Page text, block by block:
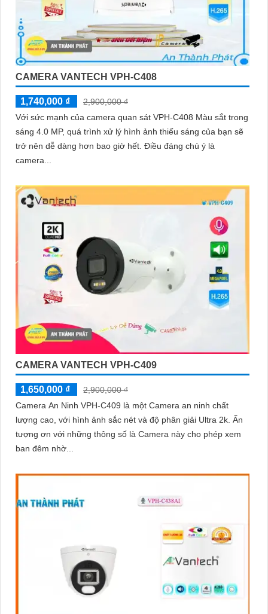
CAMERA VANTECH VPH-C408
1,740,000 ₫
2,900,000 ₫
Với sức mạnh của camera quan sát VPH-C408 Màu sắt trong
sáng 4.0 MP, quá trình xử lý hình ảnh thiếu sáng của bạn sẽ
trở nên dễ dàng hơn bao giờ hết. Điều đáng chú ý là
camera...
CAMERA VANTECH VPH-C409
1,650,000 ₫
2,900,000 ₫
Camera An Ninh VPH-C409 là một Camera an ninh chất
lượng cao, với hình ảnh sắc nét và độ phân giải Ultra 2k. Ấn
tượng ơn với những thông số là Camera này cho phép xem
ban đêm nhờ...